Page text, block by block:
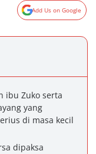
Add Us on Google
ibu Zuko serta
yang
di masa kecil
dipaksa